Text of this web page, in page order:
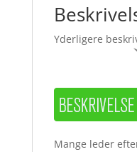
Yderligere
Mange leder